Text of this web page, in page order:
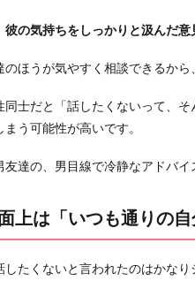
彼の気持ちをしっかりと汲んだ意
のほうが気やすく相談できるか
同士だと「話したくないって、
まう可能性が高いです。
友達の、男目線で冷静なアドバイ
上は「いつも通りの
したくないと言われたのはかなり